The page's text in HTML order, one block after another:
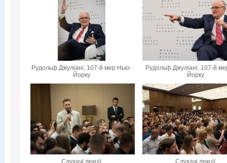
Рудольф Джуліані, 107-й мер Нью-
Йорку
Рудольф Джуліані, 107-й
Йорку
Слухачі лекції Слухачі лекції